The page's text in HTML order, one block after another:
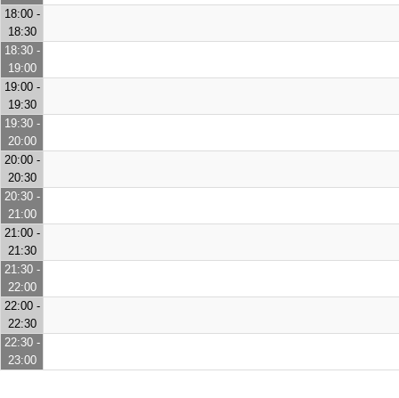
18:00 -
18:30
18:30 -
19:00
19:00 -
19:30
19:30 -
20:00
20:00 -
20:30
20:30 -
21:00
21:00 -
21:30
21:30 -
22:00
22:00 -
22:30
22:30 -
23:00